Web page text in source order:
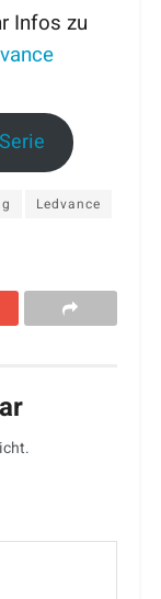
Infos zu
Ledvance